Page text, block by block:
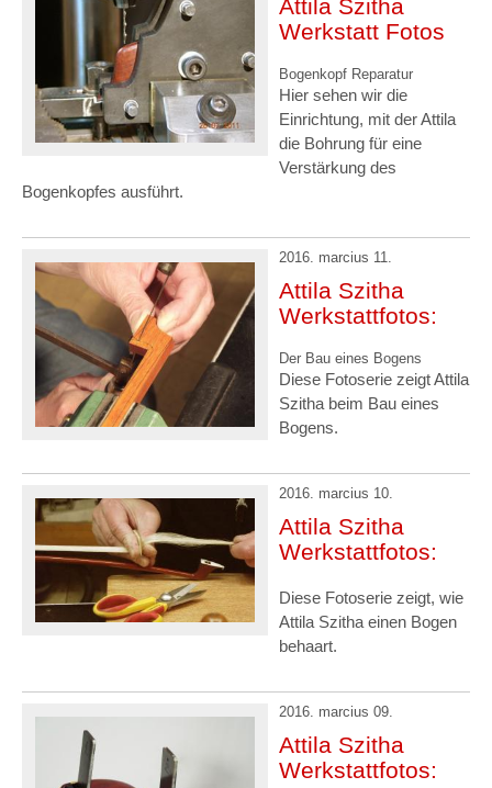
Attila Szitha
Werkstatt Fotos
Bogenkopf Reparatur
Hier sehen wir die
Einrichtung, mit der Attila
die Bohrung für eine
Verstärkung des
Bogenkopfes ausführt.
2016. marcius 11.
Attila Szitha
Werkstattfotos:
Der Bau eines Bogens
Diese Fotoserie zeigt Attila
Szitha beim Bau eines
Bogens.
2016. marcius 10.
Attila Szitha
Werkstattfotos:
Diese Fotoserie zeigt, wie
Attila Szitha einen Bogen
behaart.
2016. marcius 09.
Attila Szitha
Werkstattfotos: